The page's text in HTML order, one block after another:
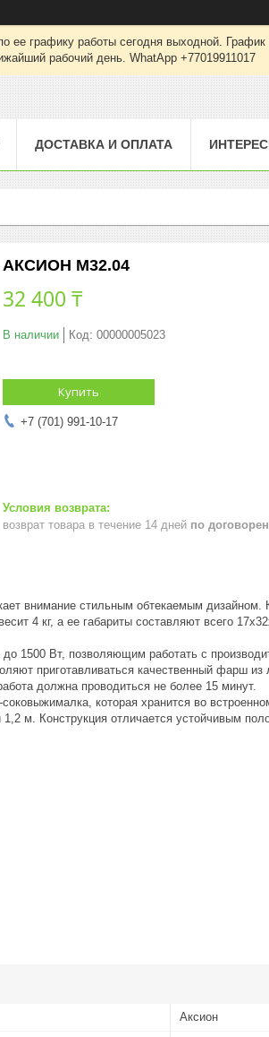
ее графику работы сегодня выходной.
рабочий день. WhatApp +77019911017
ДОСТАВКА И ОПЛАТА
АКСИОН М32.04
32 400 ₸
В наличии Код: 00000005023
Купить
+7 (701) 991-10-17
возврат товара в течение 14 дней по
внимание стильным обтекаемым
4 кг, а ее габариты составляют всего
1500 Вт, позволяющим работать с
приготавливаться качественный фарш
должна проводиться не более 15 минут.
которая хранится во
м. Конструкция отличается устойчивым
Аксион